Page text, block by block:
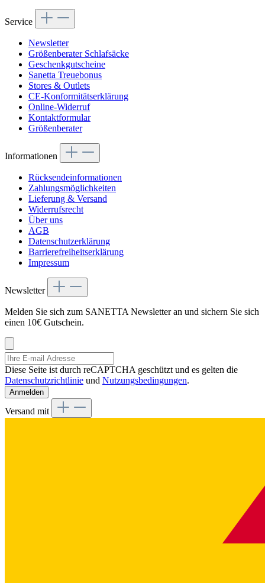
Service
Newsletter
Größenberater Schlafsäcke
Geschenkgutscheine
Sanetta Treuebonus
Stores & Outlets
CE-Konformitätserklärung
Online-Widerruf
Kontaktformular
Größenberater
Informationen
Rücksendeinformationen
Zahlungsmöglichkeiten
Lieferung & Versand
Widerrufsrecht
Über uns
AGB
Datenschutzerklärung
Barrierefreiheitserklärung
Impressum
Newsletter
Melden Sie sich zum SANETTA Newsletter an und sichern Sie sich
einen 10€ Gutschein.
Diese Seite ist durch reCAPTCHA geschützt und es gelten die
Datenschutzrichtlinie und Nutzungsbedingungen.
Anmelden
Versand mit